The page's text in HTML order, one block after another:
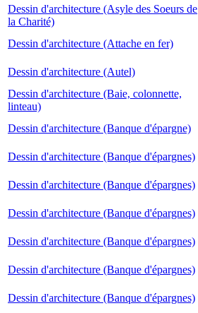
Dessin d'architecture (Asyle des Soeurs de
la Charité)
Dessin d'architecture (Attache en fer)
Dessin d'architecture (Autel)
Dessin d'architecture (Baie, colonnette,
linteau)
Dessin d'architecture (Banque d'épargne)
Dessin d'architecture (Banque d'épargnes)
Dessin d'architecture (Banque d'épargnes)
Dessin d'architecture (Banque d'épargnes)
Dessin d'architecture (Banque d'épargnes)
Dessin d'architecture (Banque d'épargnes)
Dessin d'architecture (Banque d'épargnes)